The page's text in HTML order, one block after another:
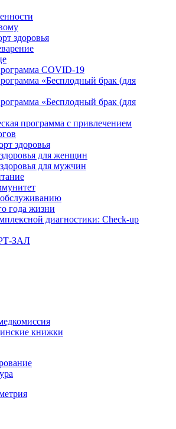
здоровья
COVID-19
«Бесплодный брак (для
«Бесплодный брак (для
программа с привлечением
здоровья
для женщин
для мужчин
года жизни
диагностики: Check-up
ЗАЛ
книжки